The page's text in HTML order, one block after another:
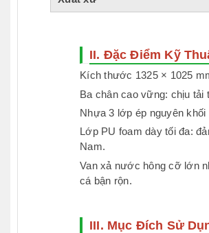
II. Đặc Điểm Kỹ
Kích thước 1325 × 1025
Ba chân cao vững: chịu tải
Nhựa 3 lớp ép nguyên
Lớp PU foam dày tối đa:
Nam.
Van xả nước hông cỡ lớn
cá bận rộn.
III. Mục Đích Sử